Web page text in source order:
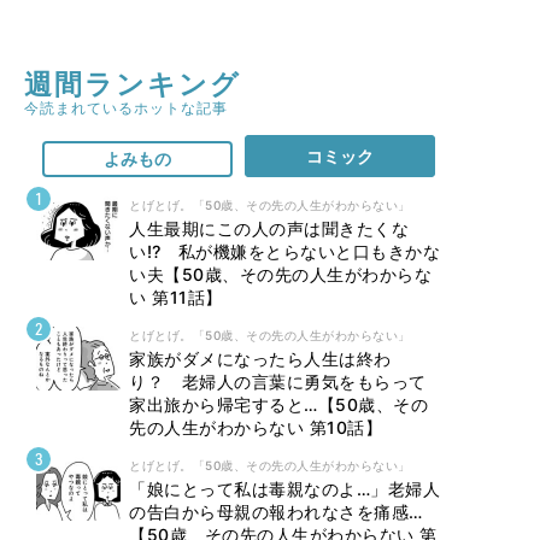
週間ランキング
今読まれているホットな記事
よみもの コミック
とげとげ。「50歳、その先の人生がわからない」
人生最期にこの人の声は聞きたくな
い⁉ 私が機嫌をとらないと口もきかな
い夫【50歳、その先の人生がわからな
い 第11話】
とげとげ。「50歳、その先の人生がわからない」
家族がダメになったら人生は終わ
り？ 老婦人の言葉に勇気をもらって
家出旅から帰宅すると…【50歳、その
先の人生がわからない 第10話】
とげとげ。「50歳、その先の人生がわからない」
「娘にとって私は毒親なのよ…」老婦人
の告白から母親の報われなさを痛感…
【50歳、その先の人生がわからない 第